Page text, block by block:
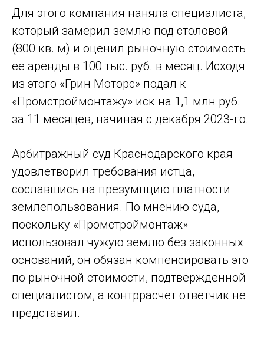
Для этого компания наняла специалиста,
который замерил землю под столовой
(800 кв. м) и оценил рыночную стоимость
ее аренды в 100 тыс. руб. в месяц. Исходя
из этого «Грин Моторс» подал к
«Промстроймонтажу» иск на 1,1 млн руб.
за 11 месяцев, начиная с декабря 2023-го.
Арбитражный суд Краснодарского края
удовлетворил требования истца,
сославшись на презумпцию платности
землепользования. По мнению суда,
поскольку «Промстроймонтаж»
использовал чужую землю без законных
оснований, он обязан компенсировать это
по рыночной стоимости, подтвержденной
специалистом, а контррасчет ответчик не
представил.